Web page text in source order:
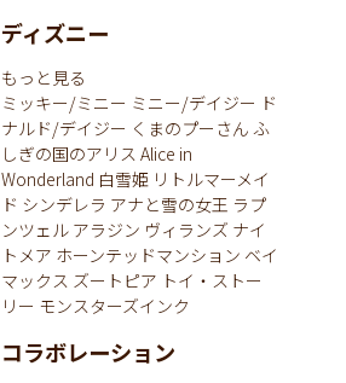
ディズニー
もっと見る
ミッキー/ミニー ミニー/デイジー ド
ナルド/デイジー くまのプーさん ふ
しぎの国のアリス Alice in
Wonderland 白雪姫 リトルマーメイ
ド シンデレラ アナと雪の女王 ラプ
ンツェル アラジン ヴィランズ ナイ
トメア ホーンテッドマンション ベイ
マックス ズートピア トイ・ストー
リー モンスターズインク
コラボレーション